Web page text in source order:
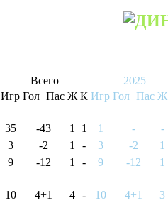
Всего
2025
Игр Гол+Пас Ж К Игр Гол+Пас Ж
35 -43 1 1 1 - -
3 -2 1 - 3 -2 1
9 -12 1 - 9 -12 1
10 4+1 4 - 10 4+1 3